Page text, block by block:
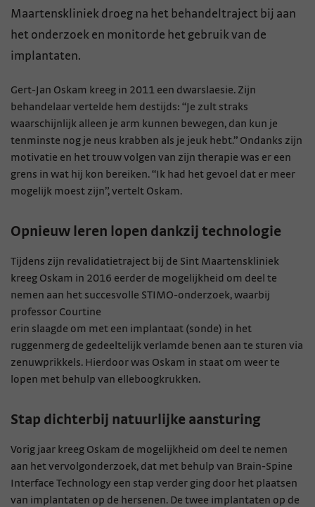
Maartenskliniek droeg na het behandeltraject bij aan
het onderzoek en monitorde het gebruik van de
implantaten.
Gert-Jan Oskam kreeg in 2011 een dwarslaesie. Zijn
behandelaar vertelde hem destijds: “Je zult straks
waarschijnlijk alleen je arm kunnen bewegen, dan kun je
tenminste nog je neus krabben als je jeuk hebt.” Ondanks zijn
motivatie en het trouw volgen van zijn therapie was er een
grens in wat hij kon bereiken. “Ik had het gevoel dat er meer
mogelijk moest zijn”, vertelt Oskam.
Opnieuw leren lopen dankzij technologie
Tijdens zijn revalidatietraject bij de Sint Maartenskliniek
kreeg Oskam in 2016 eerder de mogelijkheid om deel te
nemen aan het succesvolle STIMO-onderzoek, waarbij
professor Courtine
erin slaagde om met een implantaat (sonde) in het
ruggenmerg de gedeeltelijk verlamde benen aan te sturen via
zenuwprikkels. Hierdoor was Oskam in staat om weer te
lopen met behulp van elleboogkrukken.
Stap dichterbij natuurlijke aansturing
Vorig jaar kreeg Oskam de mogelijkheid om deel te nemen
aan het vervolgonderzoek, dat met behulp van Brain-Spine
Interface Technology een stap verder ging door het plaatsen
van implantaten op de hersenen. De twee implantaten op de